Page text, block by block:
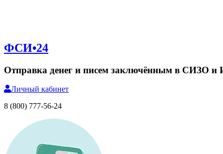
ФСИ•24
Отправка денег и писем заключённым в СИЗО и
Личный кабинет
8 (800) 777-56-24